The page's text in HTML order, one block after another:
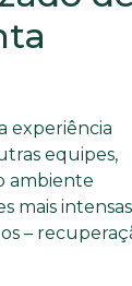
experiência
equipes,
ambiente
mais
–